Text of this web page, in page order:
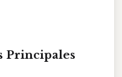
Principales